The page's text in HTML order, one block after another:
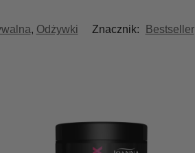
, Odżywki Znacznik: Bestseller